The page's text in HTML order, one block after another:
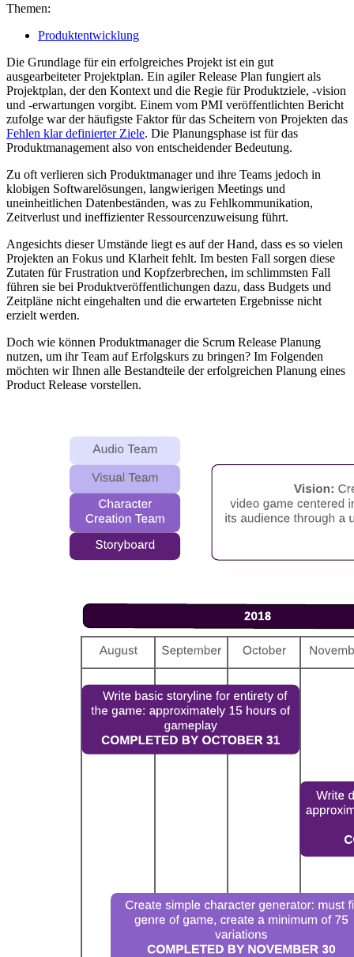
Themen:
Produktentwicklung
Die Grundlage für ein erfolgreiches Projekt ist ein gut
ausgearbeiteter Projektplan. Ein agiler Release Plan fungiert als
Projektplan, der den Kontext und die Regie für Produktziele, -vision
und -erwartungen vorgibt. Einem vom PMI veröffentlichten Bericht
zufolge war der häufigste Faktor für das Scheitern von Projekten das
Fehlen klar definierter Ziele. Die Planungsphase ist für das
Produktmanagement also von entscheidender Bedeutung.
Zu oft verlieren sich Produktmanager und ihre Teams jedoch in
klobigen Softwarelösungen, langwierigen Meetings und
uneinheitlichen Datenbeständen, was zu Fehlkommunikation,
Zeitverlust und ineffizienter Ressourcenzuweisung führt.
Angesichts dieser Umstände liegt es auf der Hand, dass es so vielen
Projekten an Fokus und Klarheit fehlt. Im besten Fall sorgen diese
Zutaten für Frustration und Kopfzerbrechen, im schlimmsten Fall
führen sie bei Produktveröffentlichungen dazu, dass Budgets und
Zeitpläne nicht eingehalten und die erwarteten Ergebnisse nicht
erzielt werden.
Doch wie können Produktmanager die Scrum Release Planung
nutzen, um ihr Team auf Erfolgskurs zu bringen? Im Folgenden
möchten wir Ihnen alle Bestandteile der erfolgreichen Planung eines
Product Release vorstellen.